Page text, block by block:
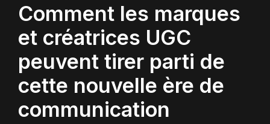
Comment les marques
et créatrices UGC
peuvent tirer parti de
cette nouvelle ère de
communication